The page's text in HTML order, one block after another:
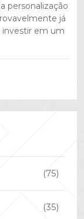
personalização
já
investir em um
(75)
(35)